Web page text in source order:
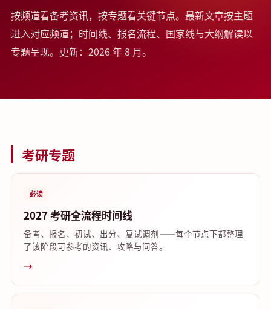
按频道看备考资讯，按专题看关键节点。最新文章按主题
进入对应频道；时间线、报名流程、国家线与大纲解读以
专题呈现。更新：2026 年 8 月。
考研专题
必读
2027 考研全流程时间线
备考、报名、初试、出分、复试调剂——每个节点下都整理
了该阶段可参考的资讯、攻略与问答。
→